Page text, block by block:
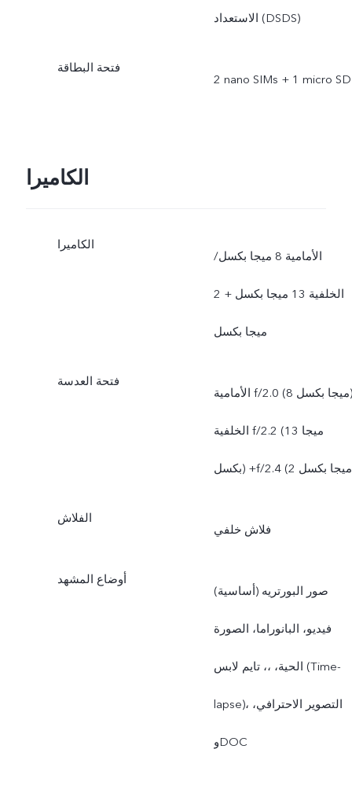
الاستعداد (DSDS)
فتحة البطاقة
‎2 nano SIMs + 1 micro SD
الكاميرا
الكاميرا
الأمامية 8 ميجا بكسل/
الخلفية 13 ميجا بكسل + 2
ميجا بكسل
فتحة العدسة
الأمامية f/2.0 (8 ميجا بكسل)،
الخلفية f/2.2 (13 ميجا
الفلاش
فلاش خلفي
أوضاع المشهد
صور البورتريه (أساسية)
فيديو، البانوراما، الصورة
الحية، ،، تايم لابس (Time-
lapse)، التصوير الاحترافي،
وDOC